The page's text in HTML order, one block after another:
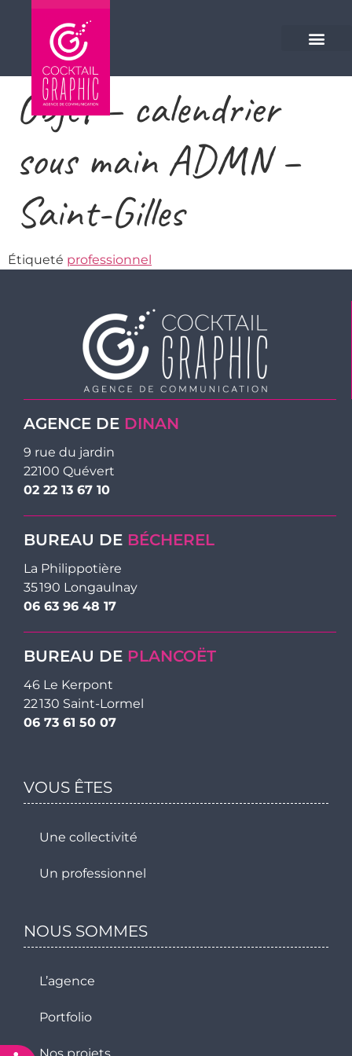
Veuillez
Web
comprend
système
d'accessibilité.
Objet – calendrier
sous main ADMN –
Saint-Gilles
Étiqueté professionnel
AGENCE DE DINAN
9 rue du jardin
22100 Quévert
02 22 13 67 10
BUREAU DE BÉCHEREL
La Philippotière
35 190 Longaulnay
06 63 96 48 17
BUREAU DE PLANCOËT
46 Le Kerpont
22 130 Saint-Lormel
06 73 61 50 07
VOUS ÊTES
Une collectivité
Un professionnel
NOUS SOMMES
L’agence
Portfolio